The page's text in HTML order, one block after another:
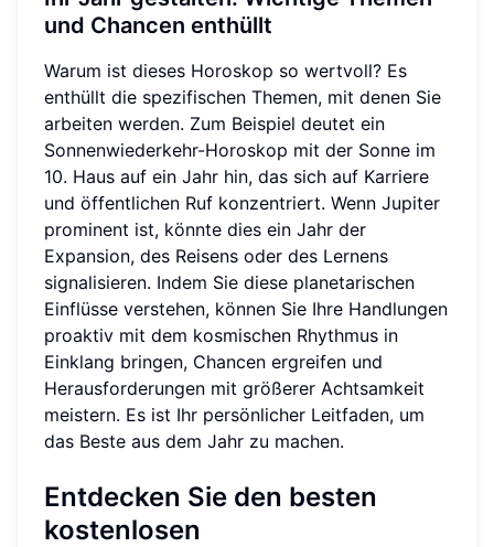
und Chancen enthüllt
Warum ist dieses Horoskop so wertvoll? Es
enthüllt die spezifischen Themen, mit denen Sie
arbeiten werden. Zum Beispiel deutet ein
Sonnenwiederkehr-Horoskop mit der Sonne im
10. Haus auf ein Jahr hin, das sich auf Karriere
und öffentlichen Ruf konzentriert. Wenn Jupiter
prominent ist, könnte dies ein Jahr der
Expansion, des Reisens oder des Lernens
signalisieren. Indem Sie diese planetarischen
Einflüsse verstehen, können Sie Ihre Handlungen
proaktiv mit dem kosmischen Rhythmus in
Einklang bringen, Chancen ergreifen und
Herausforderungen mit größerer Achtsamkeit
meistern. Es ist Ihr persönlicher Leitfaden, um
das Beste aus dem Jahr zu machen.
Entdecken Sie den besten
kostenlosen